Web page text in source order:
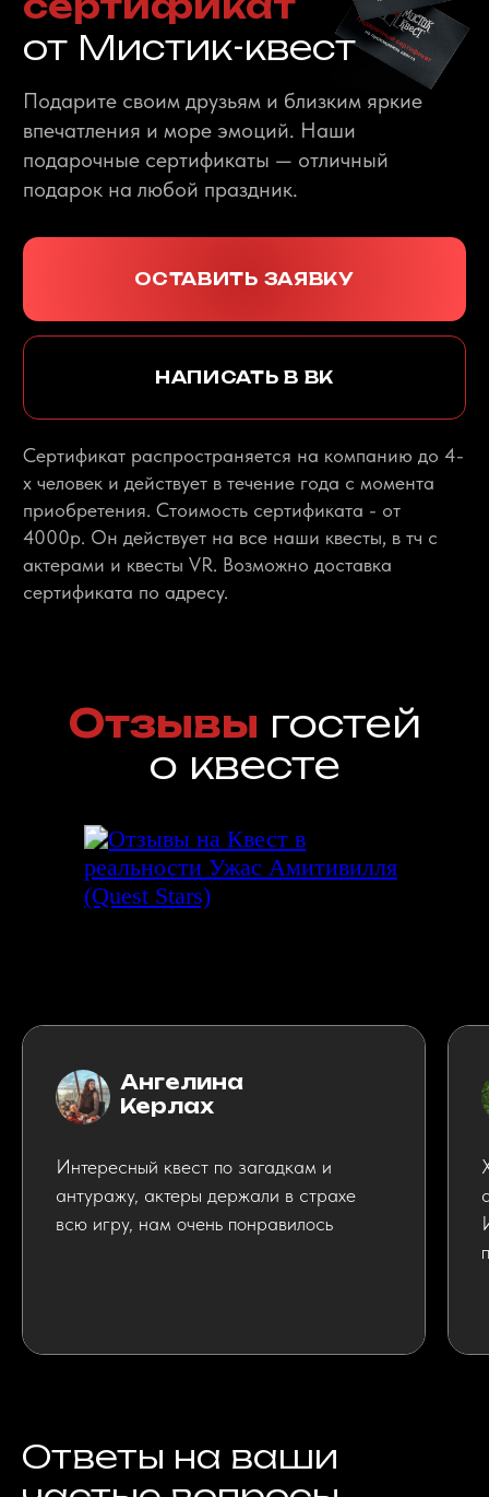
Ангелина
Керлах
Интересный квест по загадкам и
антуражу, актеры держали в страхе
всю игру, нам очень понравилось
Ответы на ваши
Как нас найти
+7 351 700 88 49
Комсомольский проспект, 2
Коммуны, 106, стр. 1 (Парк Гагарина)
Комсомольский проспект, 80
Молодогвардейцев, 27Д
8 Марта, 54